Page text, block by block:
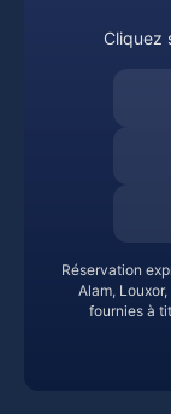
Cliquez
Réservation
Alam,
fournies à